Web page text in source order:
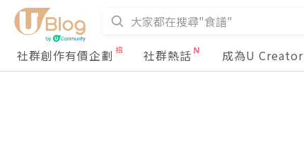
社群創作有價企劃 社群熱話 成為U Creator